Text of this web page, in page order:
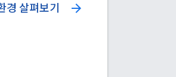
경 살펴보기 arrow_forward